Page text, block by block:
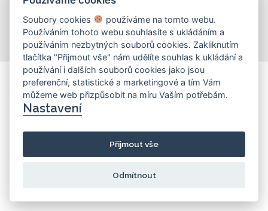
(c) 2026 UniWIRE Solution, s. r. o.
Nastavení Cookie
Soubory cookies
používáme na tomto webu.
Používáním tohoto webu souhlasíte s ukládáním a
používáním nezbytných souborů cookies. Zakliknutím
tlačítka "Přijmout vše" nám udělíte souhlas k ukládání a
používání i dalších souborů cookies jako jsou
preferenční, statistické a marketingové a tím Vám
můžeme web přizpůsobit na míru Vaším potřebám.
Nastavení
Přijmout vše
Odmítnout